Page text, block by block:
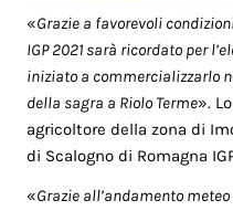
«Grazie a favorevoli
IGP 2021 sarà ricordato per
iniziato a commercializzarlo
della sagra a Riolo Terme».
agricoltore della zona di
di Scalogno di Romagna
«Grazie all’andamento